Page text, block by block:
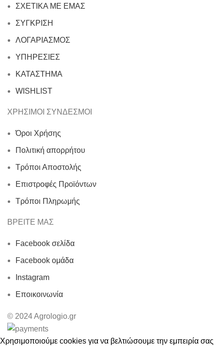
ΣΧΕΤΙΚΑ ΜΕ ΕΜΑΣ
ΣΥΓΚΡΙΣΗ
ΛΟΓΑΡΙΑΣΜΟΣ
ΥΠΗΡΕΣΙΕΣ
ΚΑΤΑΣΤΗΜΑ
WISHLIST
ΧΡΗΣΙΜΟΙ ΣΥΝΔΕΣΜΟΙ
Όροι Χρήσης
Πολιτική απορρήτου
Τρόποι Αποστολής
Επιστροφές Προϊόντων
Τρόποι Πληρωμής
ΒΡΕΙΤΕ ΜΑΣ
Facebook σελίδα
Facebook ομάδα
Instagram
Εποικοινωνία
© 2024 Agrologio.gr
Χρησιμοποιούμε cookies για να βελτιώσουμε την εμπειρία σας